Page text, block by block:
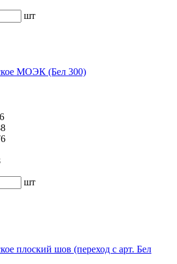
шт
МОЭК (Бел 300)
шт
плоский шов (переход с арт. Бел